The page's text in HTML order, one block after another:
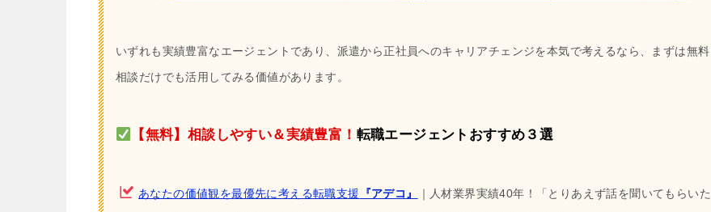
いずれも実績豊富なエージェントであり、派遣から正社員へのキャリアチェンジを本気で考えるなら、まずは無料
相談だけでも活用してみる価値があります。
【無料】相談しやすい＆実績豊富！ 転職エージェントおすすめ３選
あなたの価値観を最優先に考える転職支援 『アデコ』
｜人材業界実績40年！「とりあえず話を聞いてもらいた